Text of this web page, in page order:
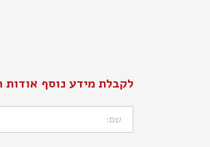
לקבלת מידע נוסף אודות
שם: